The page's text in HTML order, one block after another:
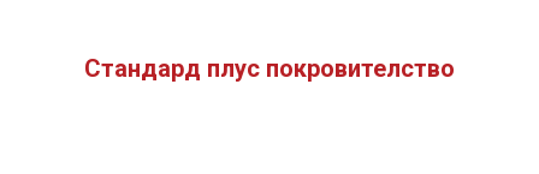
Стандард плус покровителство